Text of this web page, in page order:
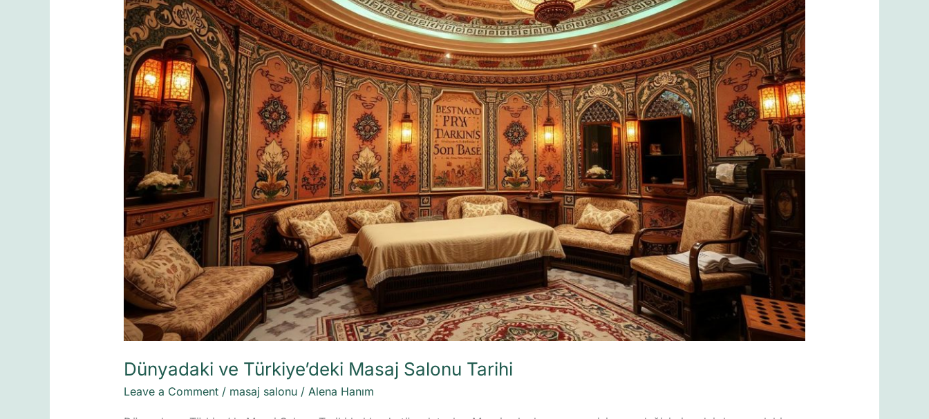
Dünyadaki ve Türkiye’deki Masaj Salonu Tarihi
Leave a Comment / masaj salonu/ Alena Hanım
Masaj
Salonu
Tarihi